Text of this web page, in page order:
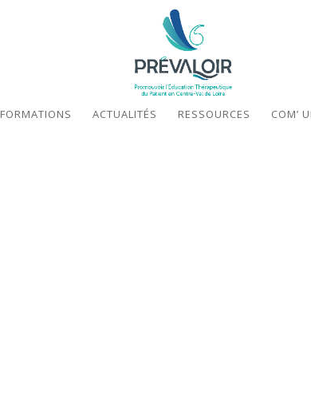
FORMATIONS ACTUALITÉS RESSOURCES COM’